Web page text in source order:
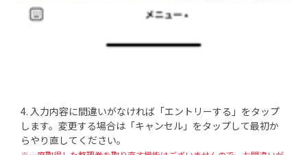
4. 入力内容に間違いがなければ「エントリーする」をタップ
します。変更する場合は「キャンセル」をタップして最初か
らやり直してください。